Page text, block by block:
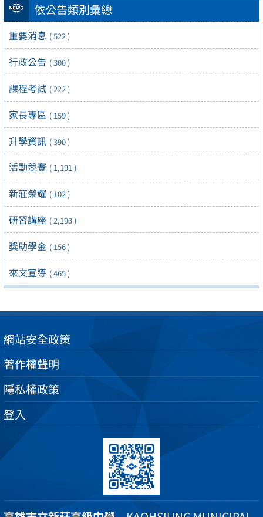
依公告類別彙總
重要消息 ( 522 )
行政公告 ( 300 )
課程考試 ( 222 )
家長專區 ( 159 )
升學資訊 ( 390 )
活動競賽 ( 1,191 )
新莊榮耀 ( 102 )
研習講座 ( 2,193 )
獎助學金 ( 156 )
來文宣導 ( 465 )
網站安全政策
著作權聲明
隱私權政策
登入